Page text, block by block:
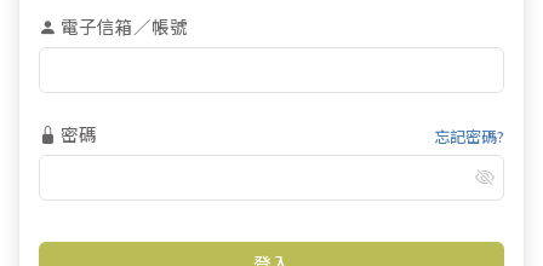
電子信箱／帳號
密碼 忘記密碼?